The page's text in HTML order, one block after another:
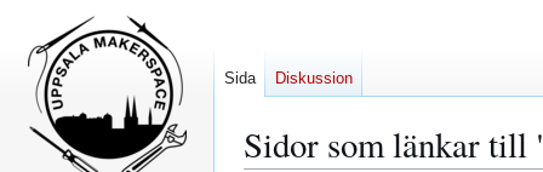
Sidor som länkar till
Sida Diskussion